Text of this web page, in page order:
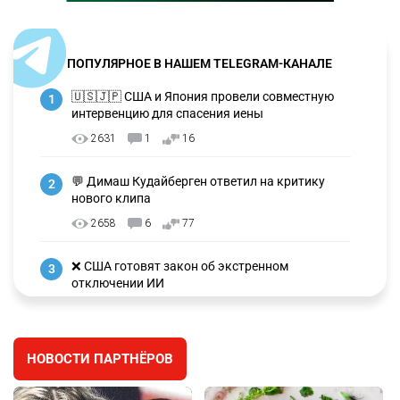
ПОПУЛЯРНОЕ В НАШЕМ TELEGRAM-КАНАЛЕ
1
🇺🇸🇯🇵 США и Япония провели совместную
интервенцию для спасения иены
2631 1 16
2
💬 Димаш Кудайберген ответил на критику
нового клипа
2658 6 77
3
❌ США готовят закон об экстренном
отключении ИИ
4
🗣 Мужчина сказал тост на свадьбе и
заработал уголовное дело
2353 11 79
НОВОСТИ ПАРТНЁРОВ